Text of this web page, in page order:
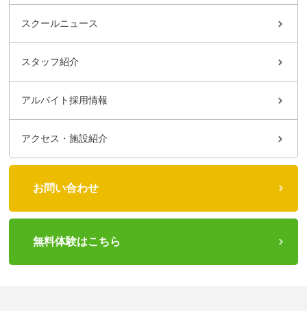
スクールニュース
スタッフ紹介
アルバイト採用情報
アクセス・施設紹介
お問い合わせ
無料体験はこちら